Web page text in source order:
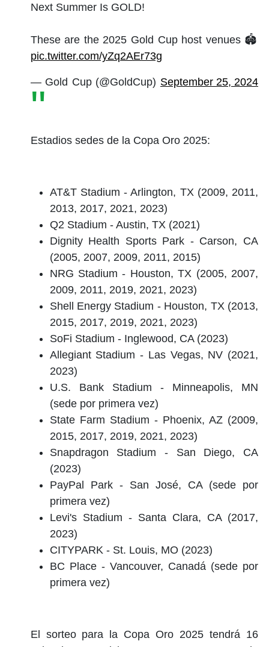
Next Summer Is GOLD!
These are the 2025 Gold Cup host venues 🏟️
pic.twitter.com/yZq2AEr73g
— Gold Cup (@GoldCup) September 25, 2024
Estadios sedes de la Copa Oro 2025:
AT&T Stadium - Arlington, TX (2009, 2011,
2013, 2017, 2021, 2023)
Q2 Stadium - Austin, TX (2021)
Dignity Health Sports Park - Carson, CA
(2005, 2007, 2009, 2011, 2015)
NRG Stadium - Houston, TX (2005, 2007,
2009, 2011, 2019, 2021, 2023)
Shell Energy Stadium - Houston, TX (2013,
2015, 2017, 2019, 2021, 2023)
SoFi Stadium - Inglewood, CA (2023)
Allegiant Stadium - Las Vegas, NV (2021,
2023)
U.S. Bank Stadium - Minneapolis, MN
(sede por primera vez)
State Farm Stadium - Phoenix, AZ (2009,
2015, 2017, 2019, 2021, 2023)
Snapdragon Stadium - San Diego, CA
(2023)
PayPal Park - San José, CA (sede por
primera vez)
Levi's Stadium - Santa Clara, CA (2017,
2023)
CITYPARK - St. Louis, MO (2023)
BC Place - Vancouver, Canadá (sede por
primera vez)
El sorteo para la Copa Oro 2025 tendrá 16